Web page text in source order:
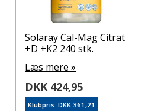
Solaray Cal-Mag Citrat
+D +K2 240 stk.
Læs mere »
DKK 424,95
Klubpris: DKK 361,21